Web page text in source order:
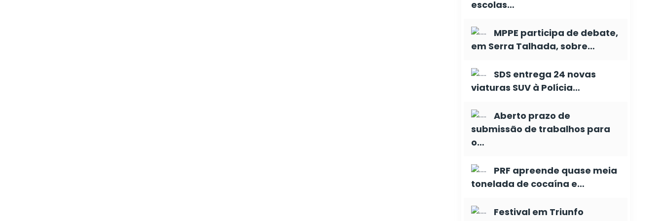
escolas…
MPPE participa de debate,
em Serra Talhada, sobre…
SDS entrega 24 novas
viaturas SUV à Polícia…
Aberto prazo de
submissão de trabalhos para
o…
PRF apreende quase meia
tonelada de cocaína e…
Festival em Triunfo